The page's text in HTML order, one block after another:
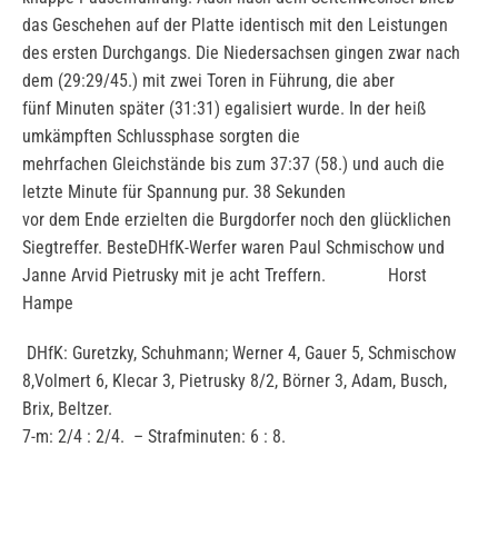
das Geschehen auf der Platte identisch mit den Leistungen
des ersten Durchgangs. Die Niedersachsen gingen zwar nach
dem (29:29/45.) mit zwei Toren in Führung, die aber
fünf Minuten später (31:31) egalisiert wurde. In der heiß
umkämpften Schlussphase sorgten die
mehrfachen Gleichstände bis zum 37:37 (58.) und auch die
letzte Minute für Spannung pur. 38 Sekunden
vor dem Ende erzielten die Burgdorfer noch den glücklichen
Siegtreffer. BesteDHfK-Werfer waren Paul Schmischow und
Janne Arvid Pietrusky mit je acht Treffern. Horst
Hampe
DHfK: Guretzky, Schuhmann; Werner 4, Gauer 5, Schmischow
8,Volmert 6, Klecar 3, Pietrusky 8/2, Börner 3, Adam, Busch,
Brix, Beltzer.
7-m: 2/4 : 2/4. – Strafminuten: 6 : 8.